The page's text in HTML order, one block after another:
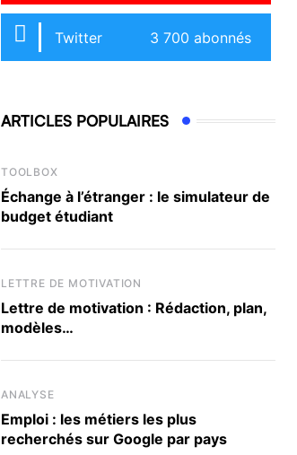
Twitter 3 700 abonnés
ARTICLES POPULAIRES
TOOLBOX
Échange à l’étranger : le simulateur de
budget étudiant
LETTRE DE MOTIVATION
Lettre de motivation : Rédaction, plan,
modèles…
ANALYSE
Emploi : les métiers les plus
recherchés sur Google par pays